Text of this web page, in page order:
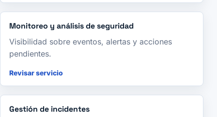
Monitoreo y análisis de seguridad
Visibilidad sobre eventos, alertas y acciones
pendientes.
Revisar servicio
Gestión de incidentes